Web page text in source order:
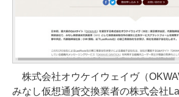
株式会社オウケイウェイヴ（
みなし仮想通貨交換業者の株式会社